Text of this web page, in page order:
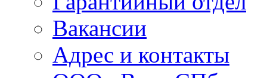
Вакансии
Адрес и контакты